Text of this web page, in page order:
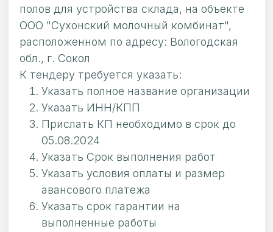
полов для устройства склада, на объекте
ООО "Сухонский молочный комбинат",
расположенном по адресу: Вологодская
обл., г. Сокол
К тендеру требуется указать:
Указать полное название организации
Указать ИНН/КПП
Прислать КП необходимо в срок до
05.08.2024
Указать Срок выполнения работ
Указать условия оплаты и размер
авансового платежа
Указать срок гарантии на
выполненные работы